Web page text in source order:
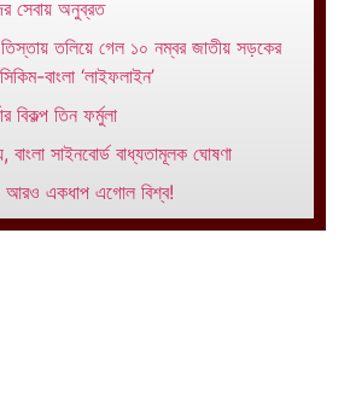
সেবায় অনুব্রত
তিস্তায় তলিয়ে গেল ১০ নম্বর জাতীয় সড়কের
বাংলা ‘লাইফলাইন’
বিকল্প তিন ফর্মুলা
বাংলা সাইনবোর্ড বাধ্যতামূলক ঘোষণা
আরও একধাপ এগোল বিশ্ব!